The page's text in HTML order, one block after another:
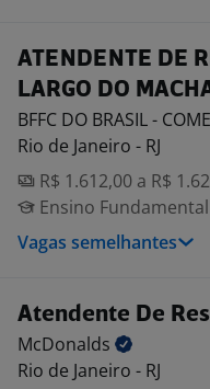
ATENDENTE DE
LARGO DO
BFFC DO BRASIL -
Rio de Janeiro - RJ
R$ 1.612,00 a R$
Ensino
Vagas semelhantes
Atendente De
McDonalds
Rio de Janeiro - RJ